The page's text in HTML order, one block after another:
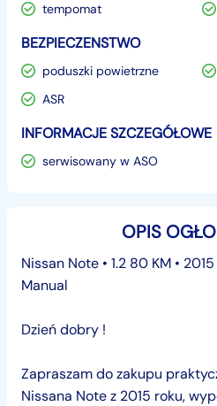
tempomat
BEZPIECZENSTWO
poduszki powietrzne
ASR
INFORMACJE SZCZEGÓŁOWE
serwisowany w ASO
OPIS
Nissan Note • 1.2 80 KM •
Manual
Dzień dobry !
Zapraszam do zakupu
Nissana Note z 2015 roku,